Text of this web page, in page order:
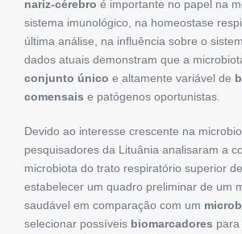
nariz-cérebro é importante no papel na
sistema imunológico, na homeostase
última análise, na influência sobre o
dados atuais demonstram que a
conjunto único e altamente variável de
comensais e patógenos oportunistas.
Devido ao interesse crescente na
pesquisadores da Lituânia analisaram a
microbiota do trato respiratório superior
estabelecer um quadro preliminar de um
saudável em comparação com um
selecionar possíveis biomarcadores